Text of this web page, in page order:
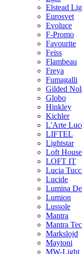
Elstead
Eurosvet
Evoluce
F-Promo
Favourite
Feiss
Flambeau
Freya
Fumagalli
Gilded
Globo
Hinkley
Kichler
L'Arte
LIFTEL
Lightstar
Loft House
LOFT IT
Lucia
Lucide
Lumina
Lumion
Lussole
Mantra
Mantra
Markslojd
Maytoni
MW-Light